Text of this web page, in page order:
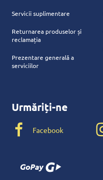
Servicii suplimentare
Returnarea produselor și
reclamația
Prezentare generală a
serviciilor
Urmăriți-ne
Facebook